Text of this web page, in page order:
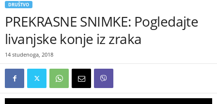
DRUŠTVO
PREKRASNE SNIMKE: Pogledajte
livanjske konje iz zraka
14 studenoga, 2018